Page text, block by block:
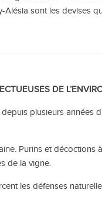
sont les devises
DE
plusieurs années
Purins et décoctions
de la vigne.
les défenses